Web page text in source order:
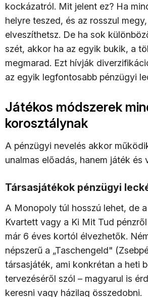
kockázatról. Mit jelent ez? Ha
helyre teszed, és az rosszul
elveszíthetsz. De ha sok
szét, akkor ha az egyik bukik, a
megmarad. Ezt hívják
az egyik legfontosabb pénzügyi
Játékos módszerek
korosztálynak
A pénzügyi nevelés akkor
unalmas előadás, hanem játék és
Társasjátékok pénzügyi
A Monopoly túl hosszú lehet, de
Kvartett vagy a Ki Mit Tud
már 6 éves kortól élvezhetők.
népszerű a „Taschengeld"
társasjáték, ami konkrétan a heti
tervezéséről szól – magyarul is
keresni vagy házilag összedobni.